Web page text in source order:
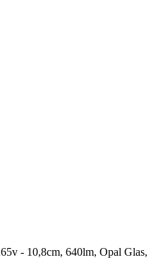
- 10,8cm, 640lm, Opal Glas,